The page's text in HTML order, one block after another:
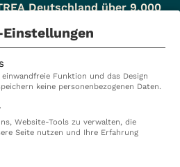
Deutschland über 9.000
Ambulant
Karriere
Funktion und das Design
keine personenbezogenen Daten.
Website-Tools zu verwalten, die
Seite nutzen und Ihre Erfahrung